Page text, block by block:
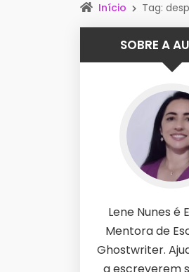
Início Tag:
SOBRE A
Lene Nunes é
Mentora de
Ghostwriter.